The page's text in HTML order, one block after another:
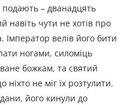
подають – дванадцять
навіть чути не хотів про
Імператор велів його бити
ногами, силоміць
божкам, та святий
не міг їх розтулити.
його кинули до